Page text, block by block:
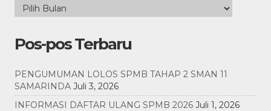
Pos-pos Terbaru
PENGUMUMAN LOLOS SPMB TAHAP 2 SMAN 11
SAMARINDA Juli 3, 2026
INFORMASI DAFTAR ULANG SPMB 2026 Juli 1, 2026